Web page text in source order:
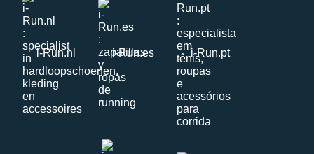
i-Run.nl i-Run.es i-Run.pt